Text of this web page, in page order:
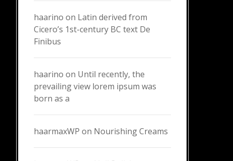
haarino on Latin derived from
Cicero’s 1st-century BC text De
Finibus
haarino on Until recently, the
prevailing view lorem ipsum was
born as a
haarmaxWP on Nourishing Creams